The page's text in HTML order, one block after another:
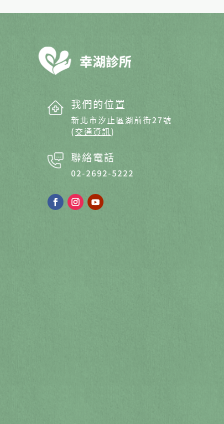
我們的位置
新北市汐止區湖前街27號
(交通資訊)
聯絡電話
02-2692-5222